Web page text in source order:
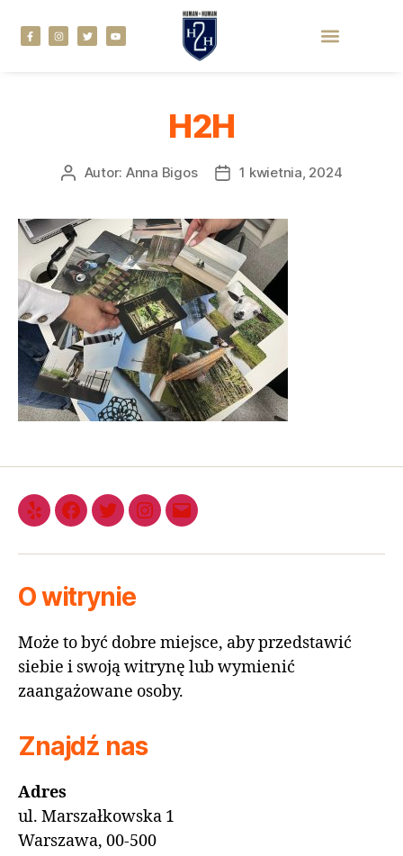
H2H
Autor: Anna Bigos 1 kwietnia, 2024
O witrynie
Może to być dobre miejsce, aby przedstawić
siebie i swoją witrynę lub wymienić
zaangażowane osoby.
Znajdź nas
Adres
ul. Marszałkowska 1
Warszawa, 00-500